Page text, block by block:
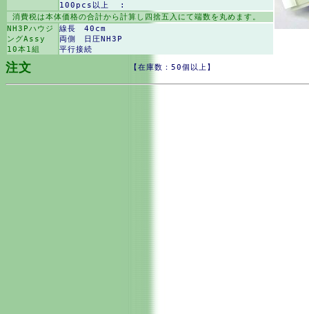
100pcs以上 :
消費税は本体価格の合計から計算し四捨五入にて端数を丸めます。
NH3Pハウジ
ングAssy
10本1組
線長 40cm
両側 日圧NH3P
平行接続
注文 【在庫数：50個以上】